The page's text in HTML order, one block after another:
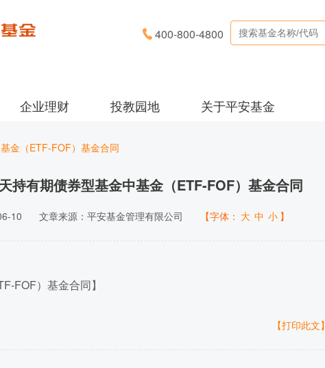
400-800-4800
企业理财 投教园地 关于平安基金
金（ETF-FOF）基金合同
持有期债券型基金中基金（ETF-FOF）基金合同
10 文章来源：平安基金管理有限公司 【字体： 大 中 小 】
FOF）基金合同】
【打印此文】